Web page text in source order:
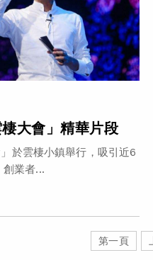
大會」精華片段
於雲棲小鎮舉行，吸引近6
創業者...
第一頁